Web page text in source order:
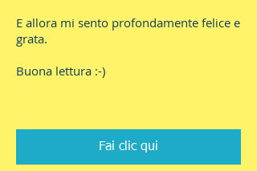
E allora mi sento profondamente felice e
grata.
Buona lettura :-)
Fai clic qui